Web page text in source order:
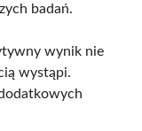
badań.
wynik nie
wystąpi.